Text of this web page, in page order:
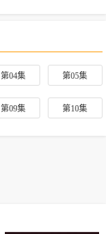
第04集 第05集
第09集 第10集